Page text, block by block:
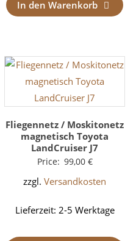
In den Warenkorb
Fliegennetz / Moskitonetz
magnetisch Toyota
LandCruiser J7
Price: 99,00 €
zzgl.Versandkosten
Lieferzeit: 2-5 Werktage